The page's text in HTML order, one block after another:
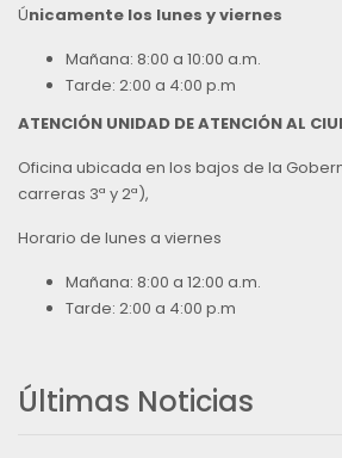
Únicamente los lunes y viernes
Mañana: 8:00 a 10:00 a.m.
Tarde: 2:00 a 4:00 p.m
ATENCIÓN UNIDAD DE ATENCIÓN AL
Oficina ubicada en los bajos de la
carreras 3ª y 2ª),
Horario de lunes a viernes
Mañana: 8:00 a 12:00 a.m.
Tarde: 2:00 a 4:00 p.m
Últimas Noticias